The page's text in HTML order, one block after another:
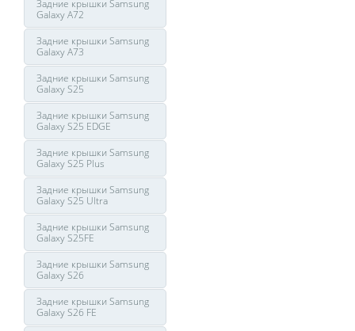
Задние крышки Samsung
Galaxy A72
Задние крышки Samsung
Galaxy A73
Задние крышки Samsung
Galaxy S25
Задние крышки Samsung
Galaxy S25 EDGE
Задние крышки Samsung
Galaxy S25 Plus
Задние крышки Samsung
Galaxy S25 Ultra
Задние крышки Samsung
Galaxy S25FE
Задние крышки Samsung
Galaxy S26
Задние крышки Samsung
Galaxy S26 FE